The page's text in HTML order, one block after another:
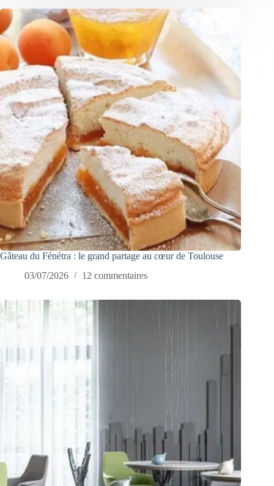
Gâteau du Fénétra : le grand partage au cœur de Toulouse
03/07/2026
12 commentaires